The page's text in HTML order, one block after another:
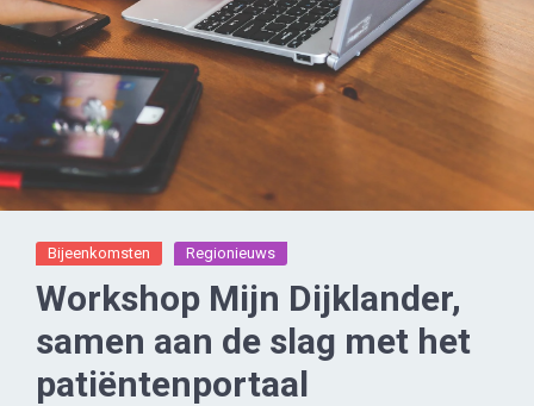
Bijeenkomsten Regionieuws
Workshop Mijn Dijklander,
samen aan de slag met het
patiëntenportaal